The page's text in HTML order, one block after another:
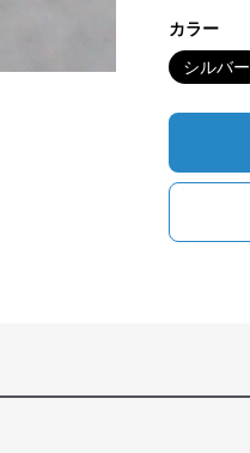
カラー
シルバー